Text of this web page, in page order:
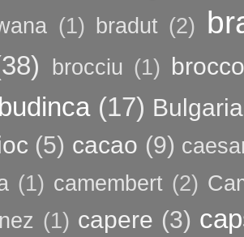
(1) bradut (2)
brocciu (1)
budinca (17) Bulgaria
(5) cacao (9)
(1) camembert (2)
(1) capere (3)